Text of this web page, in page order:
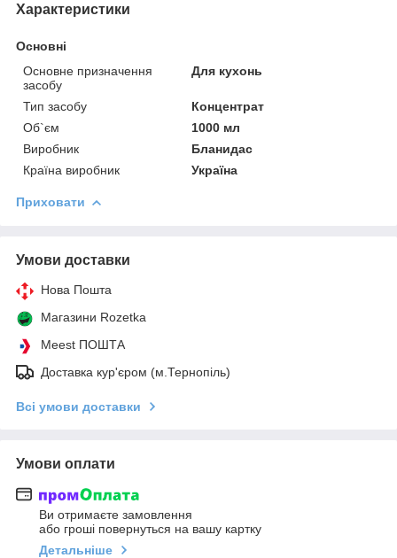
Характеристики
Основні
Основне призначення
засобу
Для кухонь
Тип засобу
Концентрат
Об`єм
1000 мл
Виробник
Бланидас
Країна виробник
Україна
Приховати
Умови доставки
Нова Пошта
Магазини Rozetka
Meest ПОШТА
Доставка кур'єром (м.Тернопіль)
Всі умови доставки
Умови оплати
Ви отримаєте замовлення
або гроші повернуться на вашу картку
Детальніше